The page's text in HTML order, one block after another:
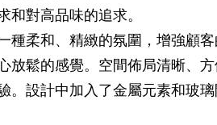
對高品味的追求。
種柔和、精緻的氛圍，增強顧
放鬆的感覺。空間佈局清晰、
設計中加入了金屬元素和玻璃